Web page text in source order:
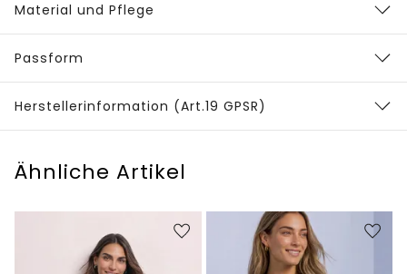
Material und Pflege
Passform
Herstellerinformation (Art.19 GPSR)
Ähnliche Artikel